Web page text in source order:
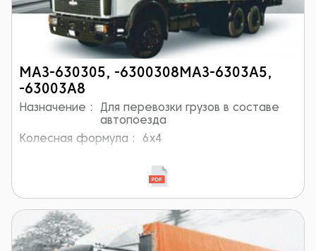
МАЗ-630305, -6300308МАЗ-6303А5,
-63003А8
Назначение :
Для перевозки грузов в составе
автопоезда
Колесная формула :
6x4